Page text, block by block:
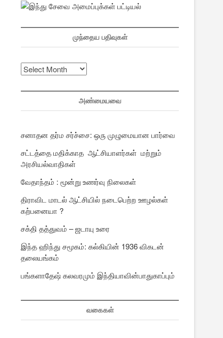
முந்தைய பதிவுகள்
முந்தைய
பதிவுகள்
அண்மையவை
சனாதன தர்ம சர்ச்சை: ஒரு முழுமையான பார்வை
சட்டத்தை மதிக்காத ஆட்சியாளர்கள் மற்றும்
அரசியல்வாதிகள்
வேதாந்தம் : மூன்று உணர்வு நிலைகள்
திராவிட மாடல் ஆட்சியில் நடைபெற்ற ஊழல்கள்
கற்பனையா ?
சக்தி தத்துவம் – ஜடாயு உரை
இந்த ஹிந்து சமூகம்: கல்கியின் 1936 விகடன்
தலையங்கம்
பங்களாதேஷ் கலவரமும் இந்தியாவின்பாதுகாப்பும்
வகைகள்